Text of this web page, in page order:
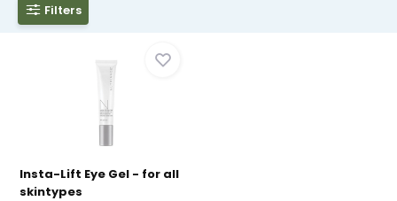
Filters
Insta-Lift Eye Gel - for all
skintypes